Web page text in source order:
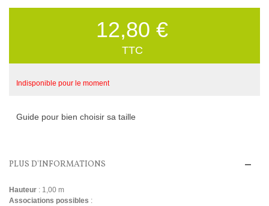
12,80 €
TTC
Indisponible pour le moment
Guide pour bien choisir sa taille
PLUS D'INFORMATIONS
Hauteur : 1,00 m
Associations possibles :